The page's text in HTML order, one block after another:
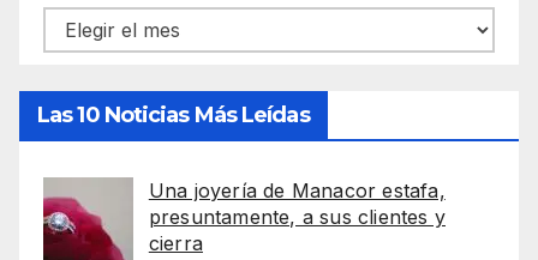
Archivos
Las 10 Noticias Más Leídas
Una joyería de Manacor estafa,
presuntamente, a sus clientes y
cierra